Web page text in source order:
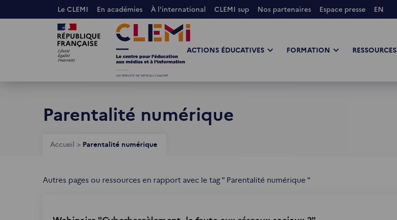
au
Le CLEMI En académies À l'international CLEMI sup Nos partenaires Espace presse EN
Images Images
ACTIONS ÉDUCATIVES FORMATION RESSOURCES
Parentalité numérique
Fil
Accueil > Parentalité numérique
Autres pages ou ressources en rapport avec le tag " Parentalité numérique "